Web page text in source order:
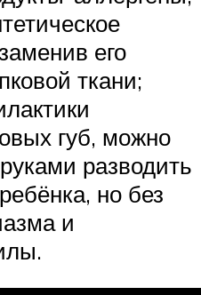
его
ткани;
губ, можно
разводить
но без
и